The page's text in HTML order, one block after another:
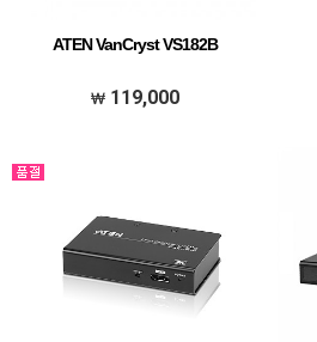
ATEN VanCryst VS182B
119,000